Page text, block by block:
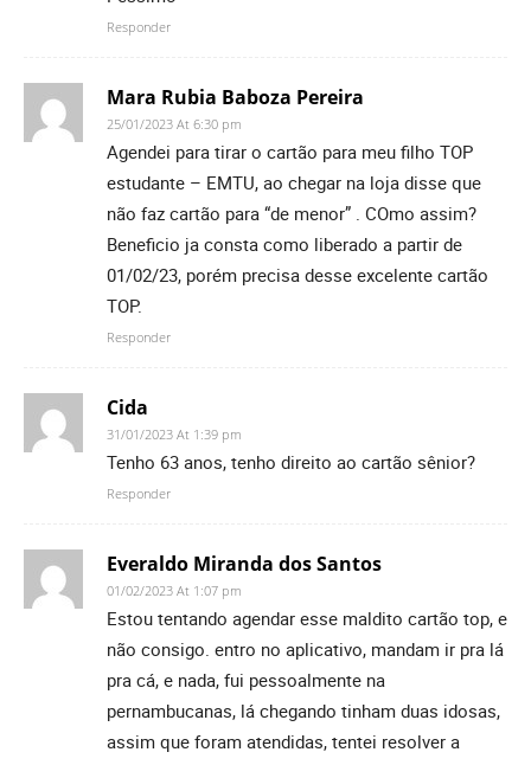
Responder
Mara Rubia Baboza Pereira
25/01/2023 At 6:30 pm
Agendei para tirar o cartão para meu filho TOP
estudante – EMTU, ao chegar na loja disse que
não faz cartão para “de menor” . COmo assim?
Beneficio ja consta como liberado a partir de
01/02/23, porém precisa desse excelente cartão
TOP.
Responder
Cida
31/01/2023 At 1:39 pm
Tenho 63 anos, tenho direito ao cartão sênior?
Responder
Everaldo Miranda dos Santos
01/02/2023 At 1:07 pm
Estou tentando agendar esse maldito cartão top, e
não consigo. entro no aplicativo, mandam ir pra lá
pra cá, e nada, fui pessoalmente na
pernambucanas, lá chegando tinham duas idosas,
assim que foram atendidas, tentei resolver a